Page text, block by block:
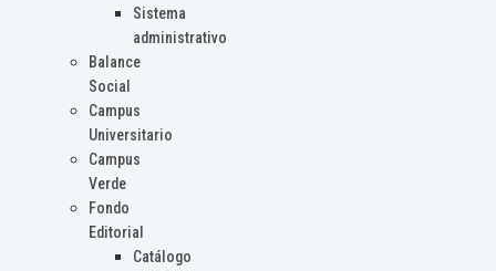
Sistema
administrativo
Balance
Social
Campus
Universitario
Campus
Verde
Fondo
Editorial
Catálogo